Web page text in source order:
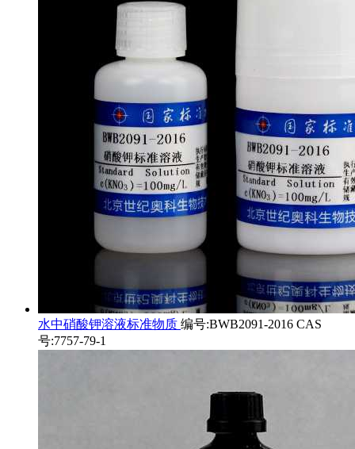
水中硝酸钾溶液标准物质 编号:BWB2091-2016 CAS
号:7757-79-1